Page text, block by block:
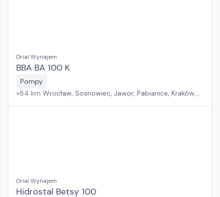
Drial Wynajem
BBA BA 100 K
Pompy
+84 km Wrocław, Sosnowiec, Jawor, Pabianice, Kraków,
Drial Wynajem
Hidrostal Betsy 100